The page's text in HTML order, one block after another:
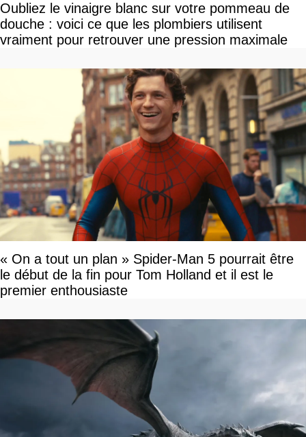
Oubliez le vinaigre blanc sur votre pommeau de
douche : voici ce que les plombiers utilisent
vraiment pour retrouver une pression maximale
« On a tout un plan » Spider-Man 5 pourrait être
le début de la fin pour Tom Holland et il est le
premier enthousiaste